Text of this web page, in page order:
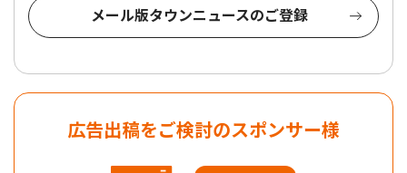
メール版タウンニュースのご登録
広告出稿をご検討のスポンサー様